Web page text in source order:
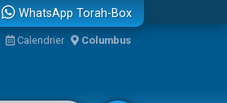
WhatsApp Torah-Box
Calendrier Columbus